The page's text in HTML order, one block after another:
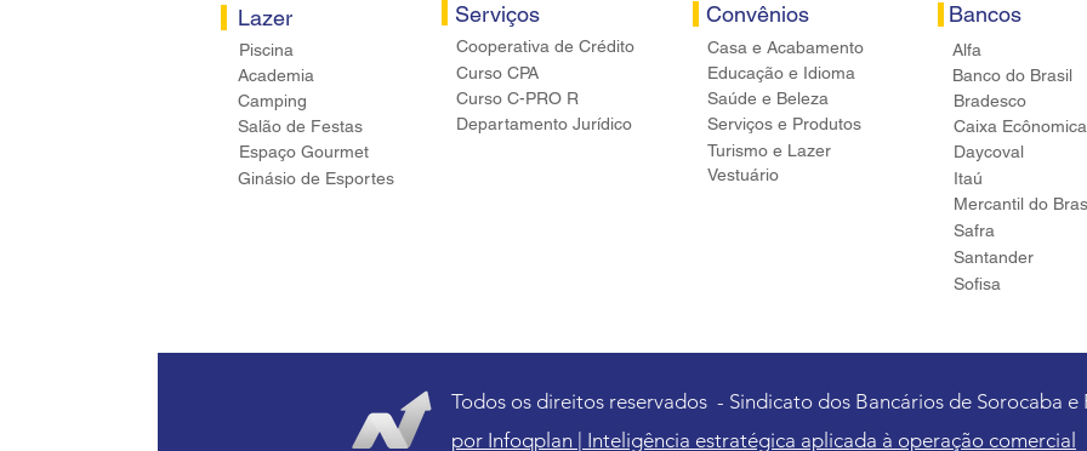
Lazer
Piscina
Academia
Camping
Salão de Festas
Espaço Gourmet
Ginásio de Esportes
Serviços
Cooperativa de Crédito
Curso CPA
Curso C-PRO R
Departamento Jurídico
Convênios
Casa e Acabamento
Educação e Idioma
Saúde e Beleza
Serviços e Produtos
Turismo e Lazer
Vestuário
Bancos
Alfa
Banco do Brasil
Bradesco
Caixa
Daycoval
Itaú
Mercantil do
Safra
Santander
Sofisa
Todos os direitos reservados - Sindicato dos Bancários de Sorocaba
por Infoqplan | Inteligência estratégica aplicada à operação comercial